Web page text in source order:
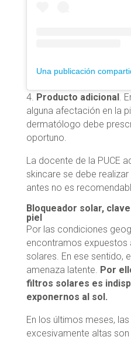
4. Producto adicional.
alguna afectación en la
dermatólogo debe
oportuno.
La docente de la PUCE
skincare se debe
antes no es
Bloqueador solar,
piel
Por las condiciones
encontramos expuestos
solares. En ese sentido,
amenaza latente. Por
filtros solares es
exponernos al sol.
En los últimos meses,
excesivamente altas